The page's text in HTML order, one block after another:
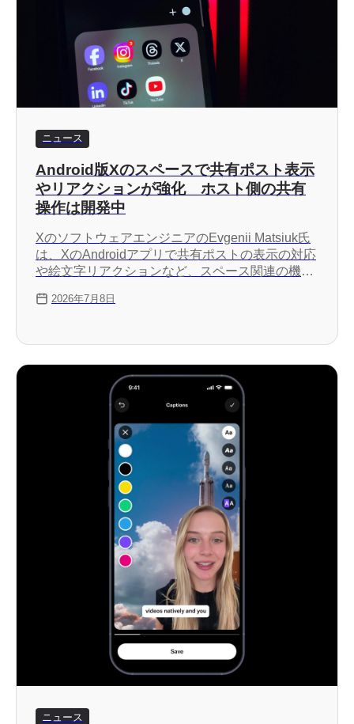
ニュース
Android版Xのスペースで共有ポスト表示
やリアクションが強化 ホスト側の共有
操作は開発中
XのソフトウェアエンジニアのEvgenii Matsiuk氏
は、XのAndroidアプリで共有ポストの表示の対応
や絵文字リアクションなど、スペース関連の機能
2026年7月8日
ニュース